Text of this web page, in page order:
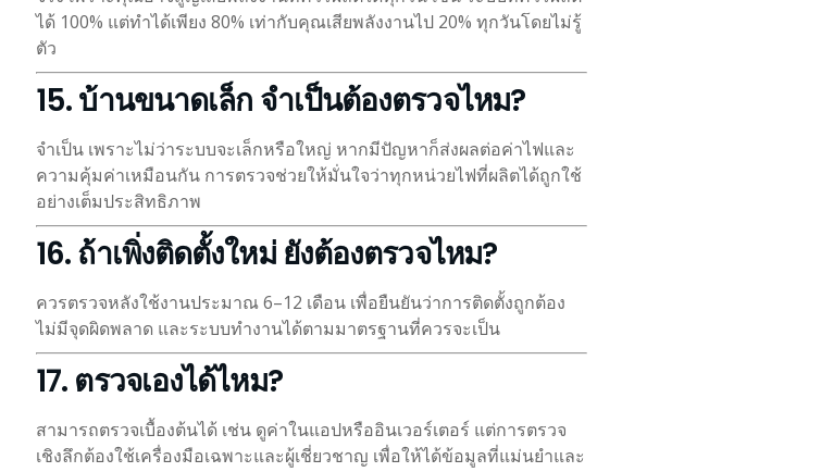
ได้ 100% แต่ทำได้เพียง 80% เท่ากับคุณเสียพลังงานไป 20% ทุกวันโดยไม่รู้
ตัว
15. บ้านขนาดเล็ก จำเป็นต้องตรวจไหม?
จำเป็น เพราะไม่ว่าระบบจะเล็กหรือใหญ่ หากมีปัญหาก็ส่งผลต่อค่าไฟและ
ความคุ้มค่าเหมือนกัน การตรวจช่วยให้มั่นใจว่าทุกหน่วยไฟที่ผลิตได้ถูกใช้
อย่างเต็มประสิทธิภาพ
16. ถ้าเพิ่งติดตั้งใหม่ ยังต้องตรวจไหม?
ควรตรวจหลังใช้งานประมาณ 6–12 เดือน เพื่อยืนยันว่าการติดตั้งถูกต้อง
ไม่มีจุดผิดพลาด และระบบทำงานได้ตามมาตรฐานที่ควรจะเป็น
17. ตรวจเองได้ไหม?
สามารถตรวจเบื้องต้นได้ เช่น ดูค่าในแอปหรืออินเวอร์เตอร์ แต่การตรวจ
เชิงลึกต้องใช้เครื่องมือเฉพาะและผู้เชี่ยวชาญ เพื่อให้ได้ข้อมูลที่แม่นยำและ